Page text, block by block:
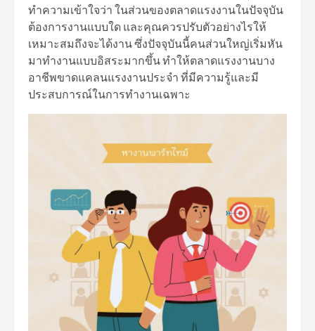
ทำความเข้าใจว่า ในส่วนของตลาดแรงงานในปัจจุบัน
ต้องการงานแบบใด และคุณควรปรับตัวอย่างไรให้
เหมาะสมถึงจะได้งาน ซึ่งปัจจุบันนี้คนส่วนใหญ่เริ่มหัน
มาทำงานแบบอิสระมากขึ้น ทำให้ตลาดแรงงานบาง
อาชีพขาดแคลนแรงงานประจำ ที่มีความรู้และมี
ประสบการณ์ในการทำงานเฉพาะ